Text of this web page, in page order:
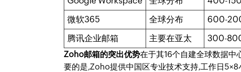
微软365
全球分布 600-
腾讯企业邮箱
主要在亚太 300-
Zoho邮箱的突出优势在于其16个自建全球数据中
要的是,Zoho提供中国区专业技术支持,工作日